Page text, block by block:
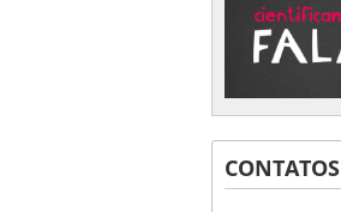
CONTATOS